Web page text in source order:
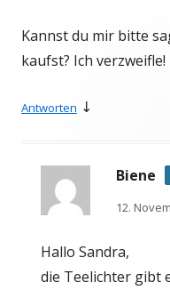
Kannst du mir bitte
kaufst? Ich verzweifle!
Antworten ↓
Biene
12.
Hallo Sandra,
die Teelichter gibt